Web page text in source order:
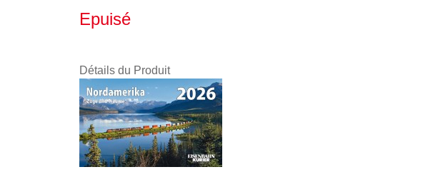
Epuisé
Détails du Produit